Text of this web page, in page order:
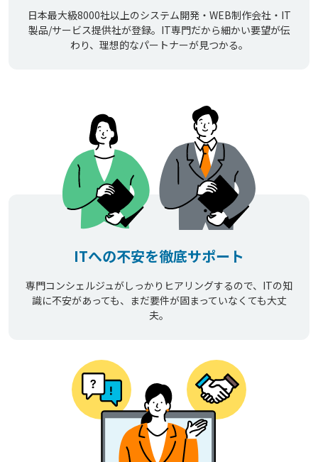
日本最大級8000社以上のシステム開発・WEB制作会社・IT
製品/サービス提供社が登録。IT専門だから細かい要望が伝
わり、理想的なパートナーが見つかる。
ITへの不安を徹底サポート
専門コンシェルジュがしっかりヒアリングするので、ITの知
識に不安があっても、まだ要件が固まっていなくても大丈
夫。